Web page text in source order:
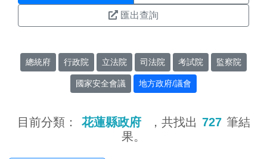
匯出查詢
總統府 行政院 立法院 司法院 考試院 監察院
國家安全會議 地方政府/議會
目前分類： 花蓮縣政府 ，共找出 727 筆結
果。